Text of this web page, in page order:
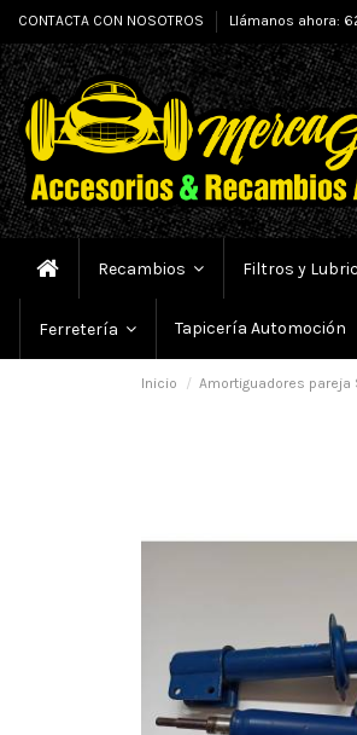
CONTACTA CON NOSOTROS Llámanos ahora:
Recambios Filtros y
Ferretería Tapicería Automoción
Inicio Amortiguadores pareja